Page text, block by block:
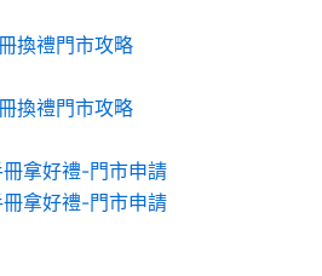
換禮門市攻略
換禮門市攻略
拿好禮-門市申請
拿好禮-門市申請